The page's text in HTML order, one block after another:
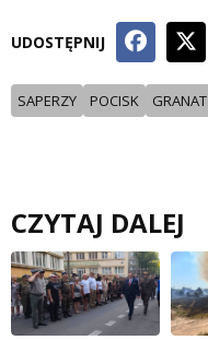
UDOSTĘPNIJ
SAPERZY POCISK GRANAT
CZYTAJ DALEJ